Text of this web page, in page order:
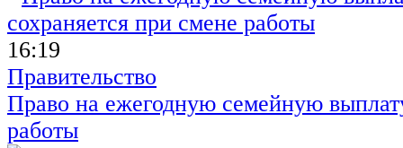
16:19
Правительство
Право на ежегодную семейную
работы